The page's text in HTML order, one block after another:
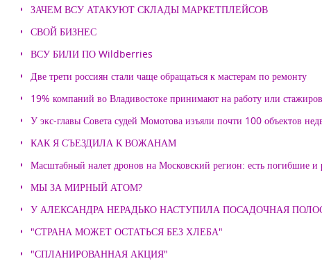
ЗАЧЕМ ВСУ АТАКУЮТ СКЛАДЫ МАРКЕТПЛЕЙСОВ
СВОЙ БИЗНЕС
ВСУ БИЛИ ПО Wildberries
Две трети россиян стали чаще обращаться к мастерам по ремонту
19% компаний во Владивостоке принимают на работу или
У экс-главы Совета судей Момотова изъяли почти 100 объектов
КАК Я СЪЕЗДИЛА К ВОЖАНАМ
Масштабный налет дронов на Московский регион: есть погибшие и
МЫ ЗА МИРНЫЙ АТОМ?
У АЛЕКСАНДРА НЕРАДЬКО НАСТУПИЛА ПОСАДОЧНАЯ
"СТРАНА МОЖЕТ ОСТАТЬСЯ БЕЗ ХЛЕБА"
"СПЛАНИРОВАННАЯ АКЦИЯ"